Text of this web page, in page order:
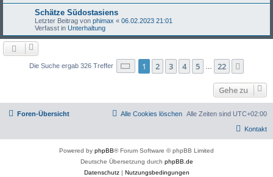
Schätze Südostasiens
Letzter Beitrag von phimax « 06.02.2023 21:01
Verfasst in Unterhaltung
Die Suche ergab 326 Treffer Seite 1von 22
1 2 3 4 5 22
Gehe zu
Foren-Übersicht Alle Zeiten sind UTC+02:00
Alle Cookies löschen
Kontakt
Powered by phpBB® Forum Software © phpBB Limited
Deutsche Übersetzung durch phpBB.de
Datenschutz| Nutzungsbedingungen